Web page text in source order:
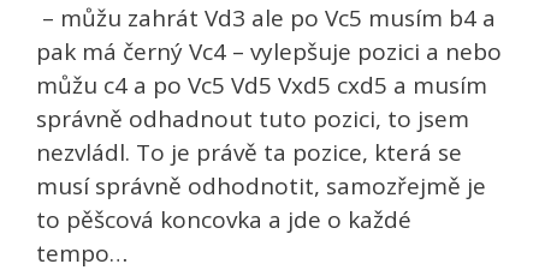
– můžu zahrát Vd3 ale po Vc5 musím b4 a
pak má černý Vc4 – vylepšuje pozici a nebo
můžu c4 a po Vc5 Vd5 Vxd5 cxd5 a musím
správně odhadnout tuto pozici, to jsem
nezvládl. To je právě ta pozice, která se
musí správně odhodnotit, samozřejmě je
to pěšcová koncovka a jde o každé
tempo…